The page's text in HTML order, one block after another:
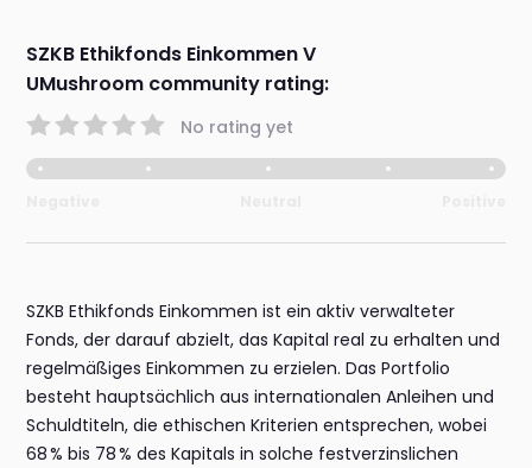
SZKB Ethikfonds Einkommen V
UMushroom community rating:
No rating yet
SZKB Ethikfonds Einkommen ist ein aktiv verwalteter
Fonds, der darauf abzielt, das Kapital real zu erhalten und
regelmäßiges Einkommen zu erzielen. Das Portfolio
besteht hauptsächlich aus internationalen Anleihen und
Schuldtiteln, die ethischen Kriterien entsprechen, wobei
68 % bis 78 % des Kapitals in solche festverzinslichen